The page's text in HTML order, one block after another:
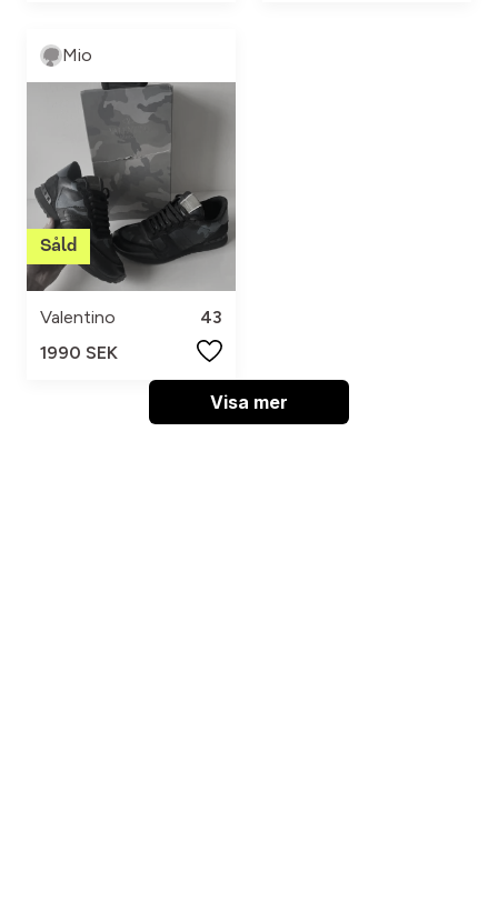
Mio
Valentino
43
1990 SEK
Visa mer